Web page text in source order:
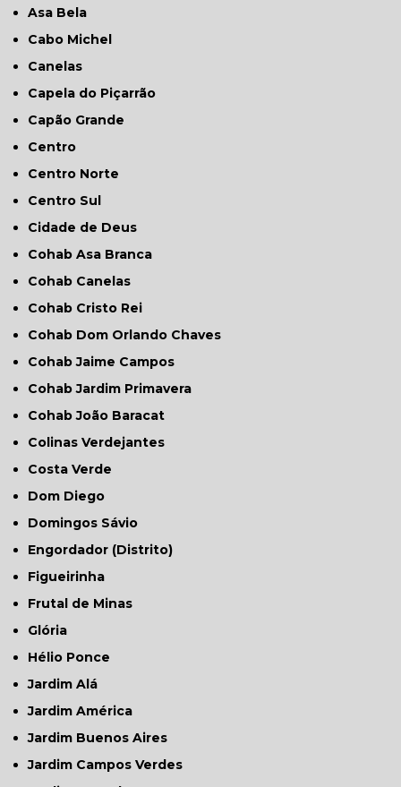
Asa Bela
Cabo Michel
Canelas
Capela do Piçarrão
Capão Grande
Centro
Centro Norte
Centro Sul
Cidade de Deus
Cohab Asa Branca
Cohab Canelas
Cohab Cristo Rei
Cohab Dom Orlando Chaves
Cohab Jaime Campos
Cohab Jardim Primavera
Cohab João Baracat
Colinas Verdejantes
Costa Verde
Dom Diego
Domingos Sávio
Engordador (Distrito)
Figueirinha
Frutal de Minas
Glória
Hélio Ponce
Jardim Alá
Jardim América
Jardim Buenos Aires
Jardim Campos Verdes